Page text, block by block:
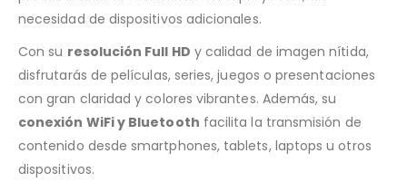
necesidad de dispositivos adicionales.
Con su resolución Full HD y calidad de imagen nítida,
disfrutarás de películas, series, juegos o presentaciones
con gran claridad y colores vibrantes. Además, su
conexión WiFi y Bluetooth facilita la transmisión de
contenido desde smartphones, tablets, laptops u otros
dispositivos.